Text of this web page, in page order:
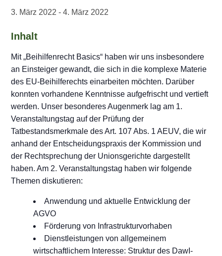
3. März 2022 -4. März 2022
Inhalt
Mit „Beihilfenrecht Basics“ haben wir uns insbesondere
an Einsteiger gewandt, die sich in die komplexe Materie
des EU-Beihilferechts einarbeiten möchten. Darüber
konnten vorhandene Kenntnisse aufgefrischt und vertieft
werden. Unser besonderes Augenmerk lag am 1.
Veranstaltungstag auf der Prüfung der
Tatbestandsmerkmale des Art. 107 Abs. 1 AEUV, die wir
anhand der Entscheidungspraxis der Kommission und
der Rechtsprechung der Unionsgerichte dargestellt
haben. Am 2. Veranstaltungstag haben wir folgende
Themen diskutieren:
Anwendung und aktuelle Entwicklung der
AGVO
Förderung von Infrastrukturvorhaben
Dienstleistungen von allgemeinem
wirtschaftlichem Interesse: Struktur des DawI-